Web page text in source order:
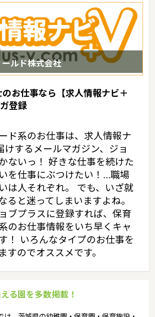
ルド株式会社
お仕事なら【求人情報ナビ＋
登録
ド系のお仕事は、求人情報ナ
けするメールマガジン、ジョ
ないっ！ 好きな仕事を続けた
を仕事にぶつけたい！…職場
は人それぞれ。 でも、いざ就
ると迷ってしまいますよね。
ブプラスに登録すれば、保育
のお仕事情報をいち早くキャ
！ いろんなタイプのお仕事を
すのでオススメです。
る園を多数掲載！